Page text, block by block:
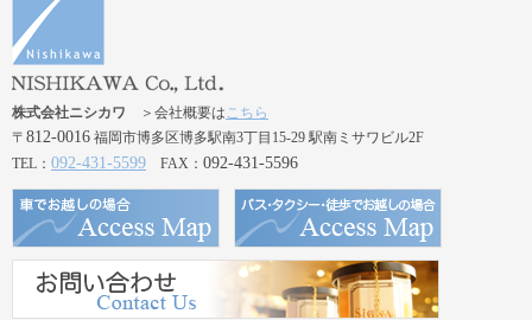
株式会社ニシカワ ＞会社概要はこちら
〒 812-0016 福岡市博多区博多駅南3丁目15-29 駅南ミサワビル2F
TEL： 092-431-5599 FAX： 092-431-5596